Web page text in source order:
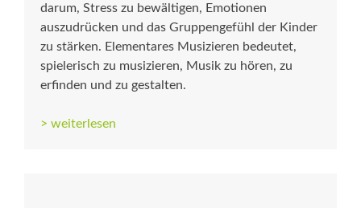
darum, Stress zu bewältigen, Emotionen
auszudrücken und das Gruppengefühl der Kinder
zu stärken. Elementares Musizieren be­deutet,
spielerisch zu musizieren, Musik zu hören, zu
erfinden und zu gestalten.
> weiterlesen